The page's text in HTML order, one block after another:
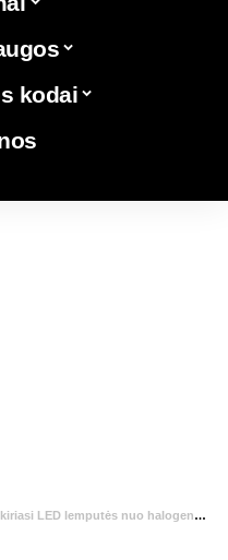
kodai
lemputės nuo halogeninių – kurią pasirinkti?